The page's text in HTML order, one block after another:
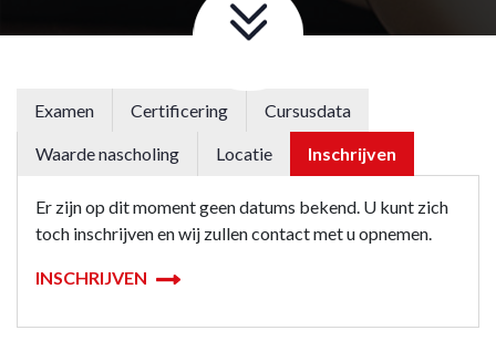
Examen Certificering Cursusdata
Waarde nascholing Locatie Inschrijven
Er zijn op dit moment geen datums bekend. U kunt zich
toch inschrijven en wij zullen contact met u opnemen.
INSCHRIJVEN